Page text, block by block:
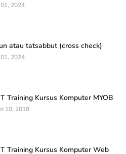
2024
atau tatsabbut (cross check)
2024
Training Kursus Komputer MYOB
10, 2018
Training Kursus Komputer Web